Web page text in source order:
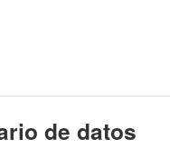
de datos